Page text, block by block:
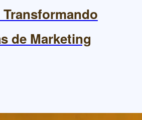
de Marketing